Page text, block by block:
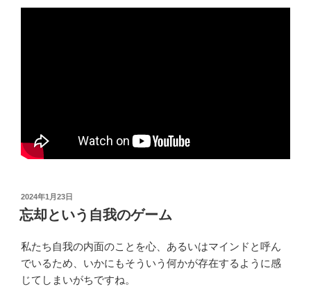
投
稿
日:
2024年1月23日
忘却という自我のゲーム
私たち自我の内面のことを心、あるいはマインドと呼ん
でいるため、いかにもそういう何かが存在するように感
じてしまいがちですね。